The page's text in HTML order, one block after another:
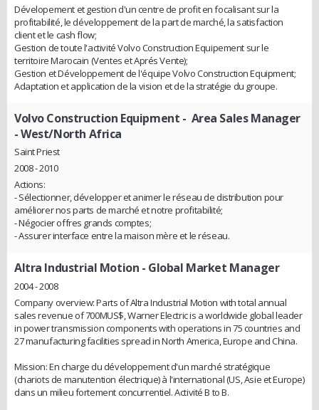
Dévelopement et gestion d'un centre de profit en focalisant sur la
profitabilité, le développement de la part de marché, la satisfaction
client et le cash flow;
Gestion de toute l'activité Volvo Construction Equipement sur le
territoire Marocain (Ventes et Aprés Vente);
Gestion et Développement de l'équipe Volvo Construction Equipment;
Adaptation et application de la vision et de la stratégie du groupe.
Volvo Construction Equipment - Area Sales Manager
- West/North Africa
Saint Priest
2008 - 2010
Actions:
- Sélectionner, développer et animer le réseau de distribution pour
améliorer nos parts de marché et notre profitabilité;
- Négocier offres grands comptes;
- Assurer interface entre la maison mère et le réseau.
Altra Industrial Motion - Global Market Manager
2004 - 2008
Company overview: Parts of Altra Industrial Motion with total annual
sales revenue of 700MUS$, Warner Electric is a worldwide global leader
in power transmission components with operations in 75 countries and
27 manufacturing facilities spread in North America, Europe and China.
Mission: En charge du développement d'un marché stratégique
(chariots de manutention électrique) à l'international (US, Asie et Europe)
dans un milieu fortement concurrentiel. Activité B to B.